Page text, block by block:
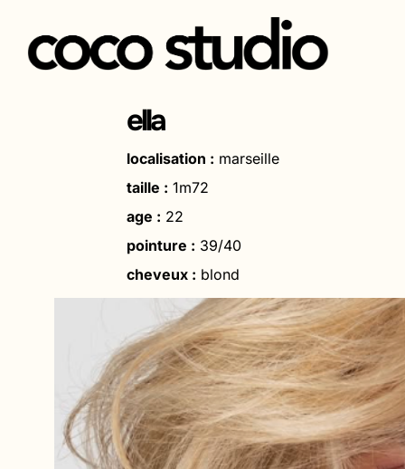
Aller
ella
localisation : marseille
taille : 1m72
age : 22
pointure : 39/40
cheveux : blond